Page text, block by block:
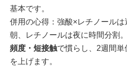
基本です。
併用の心得：強酸×レチノールは
朝、レチノールは夜に時間分割
頻度・短接触で慣らし、2週間
を上げます。